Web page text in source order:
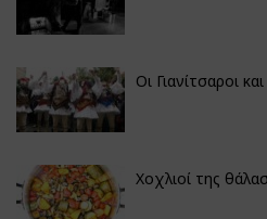
Οι Γιανίτσαροι
Χοχλιοί της